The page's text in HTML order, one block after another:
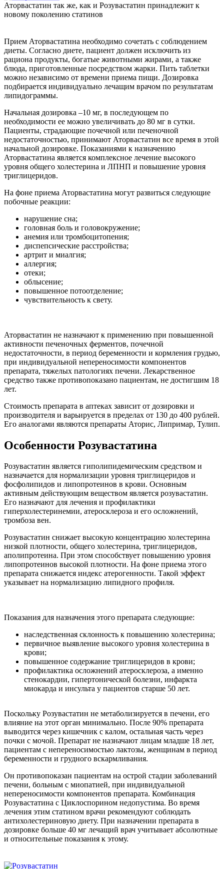
Аторвастатин так же, как и Розувастатин принадлежит к
новому поколению статинов
Прием Аторвастатина необходимо сочетать с соблюдением
диеты. Согласно диете, пациент должен исключить из
рациона продукты, богатые животными жирами, а также
блюда, приготовленные посредством жарки. Пить таблетки
можно независимо от времени приема пищи. Дозировка
подбирается индивидуально лечащим врачом по результатам
липидограммы.
Начальная дозировка –10 мг, в последующем по
необходимости ее можно увеличивать до 80 мг в сутки.
Пациенты, страдающие почечной или печеночной
недостаточностью, принимают Аторвастатин все время в этой
начальной дозировке. Показаниями к назначению
Аторвастатина является комплексное лечение высокого
уровня общего холестерина и ЛПНП и повышение уровня
триглицеридов.
На фоне приема Аторвастатина могут развиться следующие
побочные реакции:
нарушение сна;
головная боль и головокружение;
анемия или тромбоцитопения;
диспепсические расстройства;
артрит и миалгия;
аллергия;
отеки;
облысение;
повышенное потоотделение;
чувствительность к свету.
Аторвастатин не назначают к применению при повышенной
активности печеночных ферментов, почечной
недостаточности, в период беременности и кормления грудью,
при индивидуальной непереносимости компонентов
препарата, тяжелых патологиях печени. Лекарственное
средство также противопоказано пациентам, не достигшим 18
лет.
Стоимость препарата в аптеках зависит от дозировки и
производителя и варьируется в пределах от 130 до 400 рублей.
Его аналогами являются препараты Аторис, Липримар, Тулип.
Особенности Розувастатина
Розувастатин является гиполипидемическим средством и
назначается для нормализации уровня триглицеридов и
фосфолипидов и липопротеинов в крови. Основным
активным действующим веществом является розувастатин.
Его назначают для лечения и профилактики
гиперхолестеринемии, атеросклероза и его осложнений,
тромбоза вен.
Розувастатин снижает высокую концентрацию холестерина
низкой плотности, общего холестерина, триглицеридов,
аполипротеина. При этом способствует повышению уровня
липопротеинов высокой плотности. На фоне приема этого
препарата снижается индекс атерогенности. Такой эффект
указывает на нормализацию липидного профиля.
Показания для назначения этого препарата следующие:
наследственная склонность к повышению холестерина;
первичное выявление высокого уровня холестерина в
крови;
повышенное содержание триглицеридов в крови;
профилактика осложнений атеросклероза, а именно
стенокардии, гипертонической болезни, инфаркта
миокарда и инсульта у пациентов старше 50 лет.
Поскольку Розувастатин не метаболизируется в печени, его
влияние на этот орган минимально. После 90% препарата
выводится через кишечник с калом, остальная часть через
почки с мочой. Препарат не назначают лицам младше 18 лет,
пациентам с непереносимостью лактозы, женщинам в период
беременности и грудного вскармливания.
Он противопоказан пациентам на острой стадии заболеваний
печени, больным с миопатией, при индивидуальной
непереносимости компонентов препарата. Комбинация
Розувастатина с Циклоспорином недопустима. Во время
лечения этим статином врачи рекомендуют соблюдать
антихолестериновую диету. При назначении препарата в
дозировке больше 40 мг лечащий врач учитывает абсолютные
и относительные показания к этому.